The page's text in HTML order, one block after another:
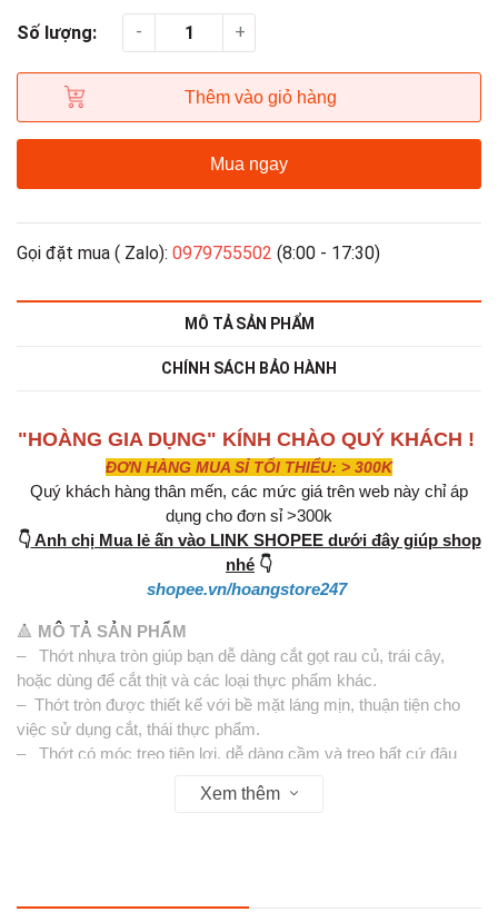
Số lượng: - +
Thêm vào giỏ hàng
Mua ngay
Gọi đặt mua ( Zalo): 0979755502 (8:00 - 17:30)
MÔ TẢ SẢN PHẨM
CHÍNH SÁCH BẢO HÀNH
"HOÀNG GIA DỤNG" KÍNH CHÀO QUÝ KHÁCH !
ĐƠN HÀNG MUA SỈ TỐI THIỂU: > 300K
Quý khách hàng thân mến, các mức giá trên web này chỉ áp
dụng cho đơn sỉ >300k
👇Anh chị Mua lẻ ấn vào LINK SHOPEE dưới đây giúp shop
nhé 👇
shopee.vn/hoangstore247
🔺 MÔ TẢ SẢN PHẨM
– Thớt nhựa tròn giúp bạn dễ dàng cắt gọt rau củ, trái cây,
hoặc dùng để cắt thịt và các loại thực phẩm khác.
– Thớt tròn được thiết kế với bề mặt láng mịn, thuận tiện cho
việc sử dụng cắt, thái thực phẩm.
– Thớt có móc treo tiện lợi, dễ dàng cầm và treo bất cứ đâu
– Thớt tròn có diện tích bề mặt rộng, 3 size tùy thuộc vào từng
Xem thêm